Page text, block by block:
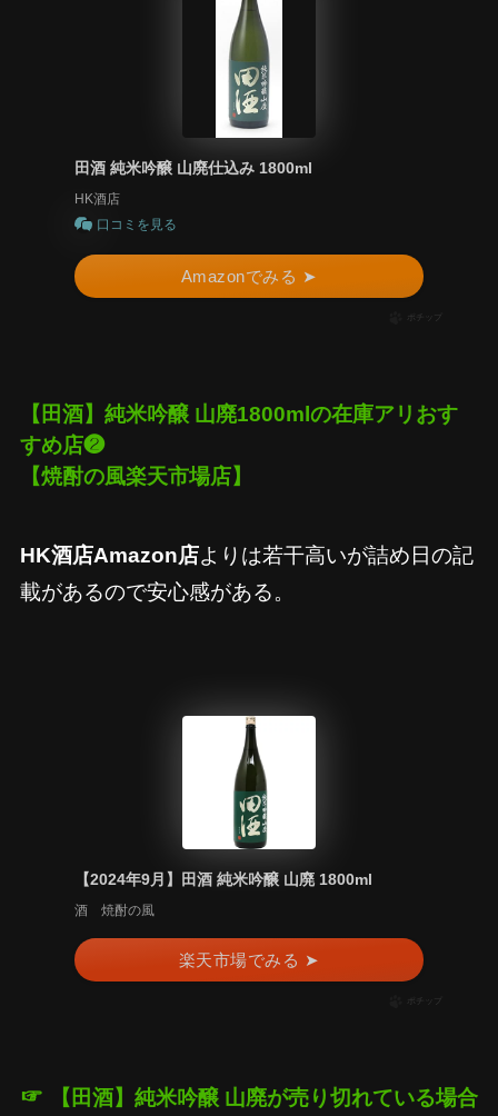
田酒 純米吟醸 山廃仕込み 1800ml
HK酒店
口コミを見る
Amazonでみる ➤
ポチップ
【田酒】純米吟醸 山廃1800mlの在庫アリおす
すめ店❷
【焼酎の風楽天市場店】
HK酒店Amazon店よりは若干高いが詰め日の記
載があるので安心感がある。
【2024年9月】田酒 純米吟醸 山廃 1800ml
酒 焼酎の風
楽天市場でみる ➤
ポチップ
☞ 【田酒】純米吟醸 山廃が売り切れている場合